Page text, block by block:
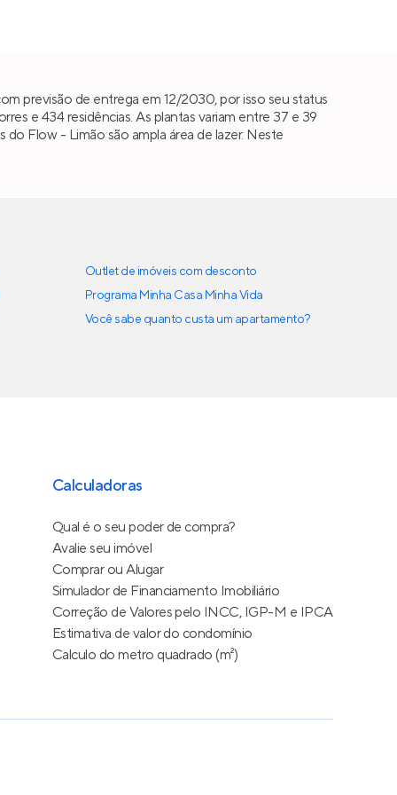
previsão de entrega em 12/2030, por isso seu status
e 434 residências. As plantas variam entre 37 e 39
do Flow - Limão são ampla área de lazer. Neste
Outlet de imóveis com desconto
Programa Minha Casa Minha Vida
Você sabe quanto custa um apartamento?
Calculadoras
Qual é o seu poder de compra?
Avalie seu imóvel
Comprar ou Alugar
Simulador de Financiamento Imobiliário
Correção de Valores pelo INCC, IGP-M e IPCA
Estimativa de valor do condomínio
Calculo do metro quadrado (m²)